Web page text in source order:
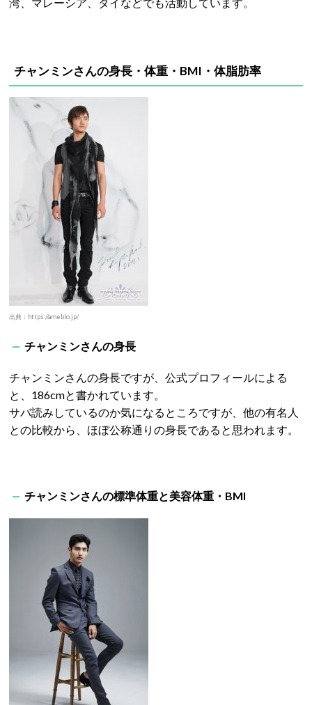
チャンミンさんの身長・体重・BMI・体脂肪率
出典：https://ameblo.jp/
チャンミンさんの身長
チャンミンさんの身長ですが、公式プロフィールによる
と、186cmと書かれています。
サバ読みしているのか気になるところですが、他の有名人
との比較から、ほぼ公称通りの身長であると思われます。
チャンミンさんの標準体重と美容体重・BMI